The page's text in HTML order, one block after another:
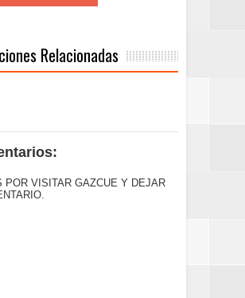
Relacionadas
POR VISITAR GAZCUE Y DEJAR